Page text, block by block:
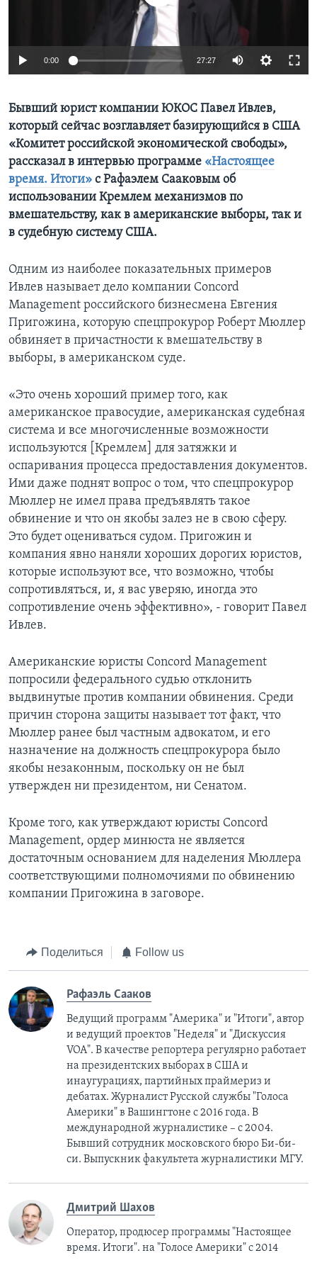
СОЦИАЛЬНЫЕ СЕТИ
Языки
0:00 27:27
Бывший юрист компании ЮКОС Павел Ивлев,
который сейчас возглавляет базирующийся в США
«Комитет российской экономической свободы»,
рассказал в интервью программе «Настоящее
время. Итоги» с Рафаэлем Сааковым об
использовании Кремлем механизмов по
вмешательству, как в американские выборы, так и
в судебную систему США.
Одним из наиболее показательных примеров
Ивлев называет дело компании Concord
Management российского бизнесмена Евгения
Пригожина, которую спецпрокурор Роберт Мюллер
обвиняет в причастности к вмешательству в
выборы, в американском суде.
«Это очень хороший пример того, как
американское правосудие, американская судебная
система и все многочисленные возможности
используются [Кремлем] для затяжки и
оспаривания процесса предоставления документов.
Ими даже поднят вопрос о том, что спецпрокурор
Мюллер не имел права предъявлять такое
обвинение и что он якобы залез не в свою сферу.
Это будет оцениваться судом. Пригожин и
компания явно наняли хороших дорогих юристов,
которые используют все, что возможно, чтобы
сопротивляться, и, я вас уверяю, иногда это
сопротивление очень эффективно», - говорит Павел
Ивлев.
Американские юристы Concord Management
попросили федерального судью отклонить
выдвинутые против компании обвинения. Среди
причин сторона защиты называет тот факт, что
Мюллер ранее был частным адвокатом, и его
назначение на должность спецпрокурора было
якобы незаконным, поскольку он не был
утвержден ни президентом, ни Сенатом.
Кроме того, как утверждают юристы Concord
Management, ордер минюста не является
достаточным основанием для наделения Мюллера
соответствующими полномочиями по обвинению
компании Пригожина в заговоре.
Поделиться Follow us
Рафаэль Сааков
Ведущий программ "Америка" и "Итоги", автор
и ведущий проектов "Неделя" и "Дискуссия
VOA". В качестве репортера регулярно работает
на президентских выборах в США и
инаугурациях, партийных праймериз и
дебатах. Журналист Русской службы "Голоса
Америки" в Вашингтоне с 2016 года. В
международной журналистике – с 2004.
Бывший сотрудник московского бюро Би-би-
си. Выпускник факультета журналистики МГУ.
Дмитрий Шахов
Оператор, продюсер программы "Настоящее
время. Итоги". на "Голосе Америки" с 2014